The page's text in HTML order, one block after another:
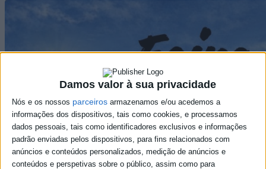
Damos valor à sua privacidade
Nós e os nossos parceiros armazenamos e/ou acedemos a
informações dos dispositivos, tais como cookies, e processamos
dados pessoais, tais como identificadores exclusivos e informações
padrão enviadas pelos dispositivos, para fins relacionados com
anúncios e conteúdos personalizados, medição de anúncios e
conteúdos e perspetivas sobre o público, assim como para